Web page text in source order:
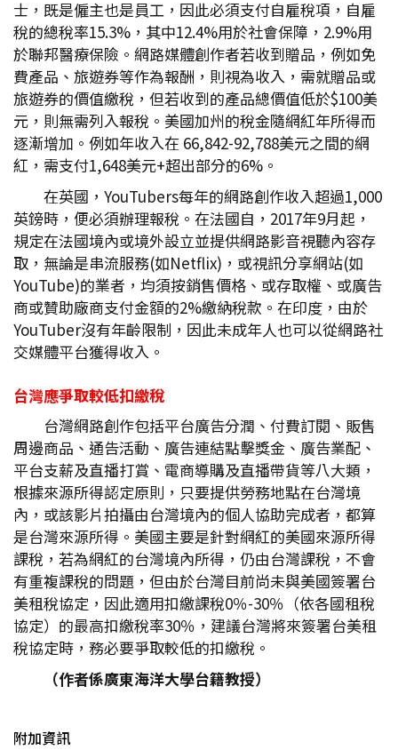
士，既是僱主也是員工，因此必須支付自雇稅項，自雇
稅的總稅率15.3%，其中12.4%用於社會保障，2.9%用
於聯邦醫療保險。網路媒體創作者若收到贈品，例如免
費產品、旅遊券等作為報酬，則視為收入，需就贈品或
旅遊券的價值繳稅，但若收到的產品總價值低於$100美
元，則無需列入報稅。美國加州的稅金隨網紅年所得而
逐漸增加。例如年收入在 66,842-92,788美元之間的網
紅，需支付1,648美元+超出部分的6%。
在英國，YouTubers每年的網路創作收入超過1,000
英鎊時，便必須辦理報稅。在法國自，2017年9月起，
規定在法國境內或境外設立並提供網路影音視聽內容存
取，無論是串流服務(如Netflix)，或視訊分享網站(如
YouTube)的業者，均須按銷售價格、或存取權、或廣告
商或贊助廠商支付金額的2%繳納稅款。在印度，由於
YouTuber沒有年齡限制，因此未成年人也可以從網路社
交媒體平台獲得收入。
台灣應爭取較低扣繳稅
台灣網路創作包括平台廣告分潤、付費訂閱、販售
周邊商品、通告活動、廣告連結點擊獎金、廣告業配、
平台支薪及直播打賞、電商導購及直播帶貨等八大類，
根據來源所得認定原則，只要提供勞務地點在台灣境
內，或該影片拍攝由台灣境內的個人協助完成者，都算
是台灣來源所得。美國主要是針對網紅的美國來源所得
課稅，若為網紅的台灣境內所得，仍由台灣課稅，不會
有重複課稅的問題，但由於台灣目前尚未與美國簽署台
美租稅協定，因此適用扣繳課稅0％-30％（依各國租稅
協定）的最高扣繳稅率30％，建議台灣將來簽署台美租
稅協定時，務必要爭取較低的扣繳稅。
（作者係廣東海洋大學台籍教授）
附加資訊